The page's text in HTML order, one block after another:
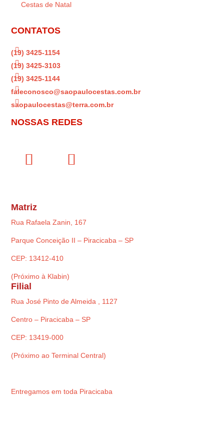
Cestas de Natal
CONTATOS

(19) 3425-1154

(19) 3425-3103

(19) 3425-1144

faleconosco@saopaulocestas.com.br

saopaulocestas@terra.com.br
NOSSAS REDES
Matriz
Rua Rafaela Zanin, 167
Parque Conceição II – Piracicaba – SP
CEP: 13412-410
(Próximo à Klabin)
Filial
Rua José Pinto de Almeida , 1127
Centro – Piracicaba – SP
CEP: 13419-000
(Próximo ao Terminal Central)
Entregamos em toda Piracicaba